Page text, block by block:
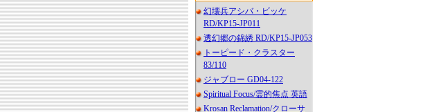
幻壊兵アシバ・ビッケ
RD/KP15-JP011
透幻郷の錦綉 RD/KP15-JP053
トーピード・クラスター
83/110
ジャブロー GD04-122
Spiritual Focus/霊的焦点 英語
Krosan Reclamation/クローサ